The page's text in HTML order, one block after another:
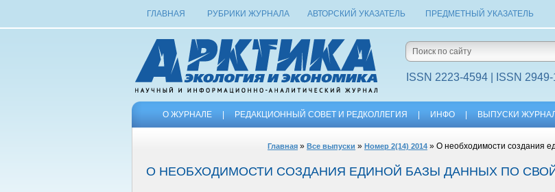
ГЛАВНАЯ РУБРИКИ ЖУРНАЛА АВТОРСКИЙ УКАЗАТЕЛЬ ПРЕДМЕТНЫЙ УКАЗАТЕЛЬ
ISSN 2223-4594 | ISSN 2949-
О ЖУРНАЛЕ РЕДАКЦИОННЫЙ СОВЕТ И РЕДКОЛЛЕГИЯ ИНФО ВЫПУСКИ
Главная » Все выпуски » Номер 2(14) 2014 » О необходимости создания
О НЕОБХОДИМОСТИ СОЗДАНИЯ ЕДИНОЙ БАЗЫ ДАННЫХ ПО